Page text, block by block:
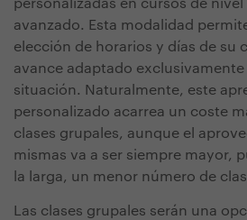
personalizadas en cursos de
avanzado. Esta modalidad
elección de horarios y días de su
avance adaptado exclusivamente
situación. Naturalmente, este
personalizado acarrea un coste
clases grupales, aunque el
mismas va a ser siempre mayor,
la larga, un menor número de
Las clases grupales serán una